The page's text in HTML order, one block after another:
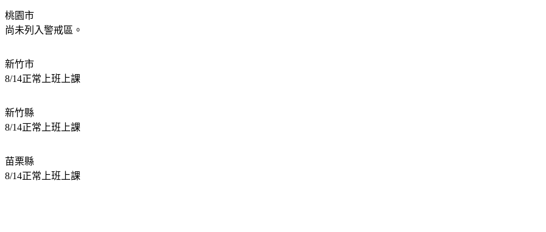
桃園市
尚未列入警戒區。
新竹市
8/14正常上班上課
新竹縣
8/14正常上班上課
苗栗縣
8/14正常上班上課